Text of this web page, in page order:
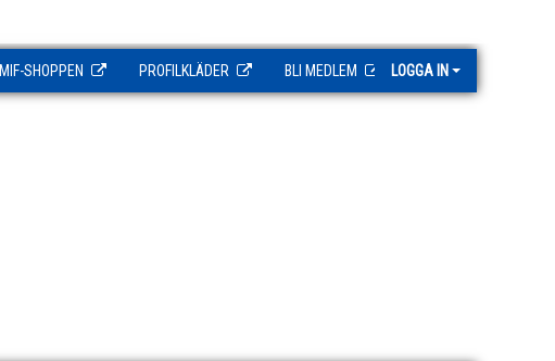
MIF-SHOPPEN PROFILKLÄDER BLI MEDLEM LOGGA IN